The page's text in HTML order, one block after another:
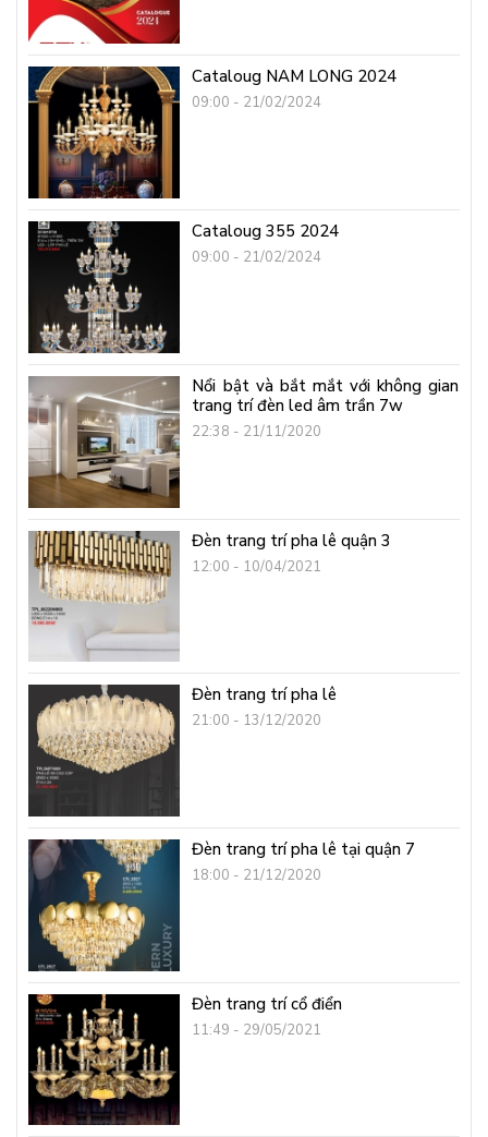
Cataloug NAM LONG 2024
09:00 - 21/02/2024
Cataloug 355 2024
09:00 - 21/02/2024
Nổi bật và bắt mắt với không gian
trang trí đèn led âm trần 7w
22:38 - 21/11/2020
Đèn trang trí pha lê quận 3
12:00 - 10/04/2021
Đèn trang trí pha lê
21:00 - 13/12/2020
Đèn trang trí pha lê tại quận 7
18:00 - 21/12/2020
Đèn trang trí cổ điển
11:49 - 29/05/2021